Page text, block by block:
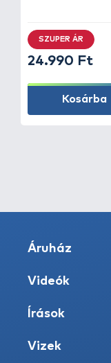
SZUPER ÁR
24.990 Ft
Kosárba
Áruház
Videók
Írások
Vizek